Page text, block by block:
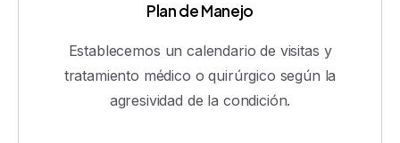
Plan de Manejo
Establecemos un calendario de visitas y
tratamiento médico o quirúrgico según la
agresividad de la condición.